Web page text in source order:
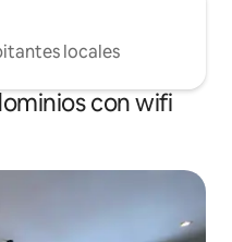
locales
con wifi
huéspedes